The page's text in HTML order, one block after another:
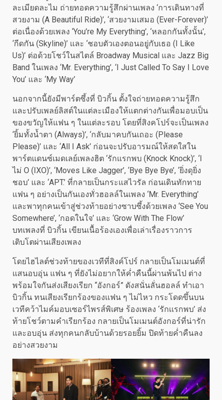
ละเมียดละไม ถ่ายทอดความรู้สึกผ่านเพลง ‘การเดินทางที่
สวยงาม (A Beautiful Ride)’, ‘สวยงามเสมอ (Ever-Forever)’
ต่อเนื่องด้วยเพลง ‘You’re My Everything’, ‘หลอกกันทั้งนั้น’,
‘กีดกัน (Skyline)’ และ ‘ชอบตัวเองตอนอยู่กับเธอ (I Like
Us)’ ต่อด้วยโชว์ในสไตล์ Broadway Musical และ Jazz Big
Band ในเพลง ‘Mr. Everything’, ‘I Just Called To Say I Love
You’ และ ‘My Way’
นอกจากนี้ยังมีพาร์ตซึ้งที่ บิวกิ้น ตั้งใจถ่ายทอดความรู้สึก
และปรับเพลย์ลิสต์ในแต่ละเมืองให้แตกต่างกันเพื่อมอบเป็น
ของขวัญให้แฟน ๆ ในแต่ละรอบ โดยที่สิงคโปร์จะเป็นเพลง
‘ยิ้มทั้งน้ำตา (Always)’, ‘กลับมาคบกันเถอะ (Please
Please)’ และ ‘All I Ask’ ก่อนจะปรับอารมณ์ให้สดใสใน
พาร์ตแดนซ์เมดเลย์เพลงฮิต ‘รักแรกพบ (Knock Knock)’, ‘I
ไม่ O (IXO)’, ‘Moves Like Jagger’, ‘Bye Bye Bye’, ‘ยิ่งดุยิ่ง
ชอบ’ และ ‘APT.’ ที่กลายเป็นกระแสไวรัล ก่อนเดินทักทาย
แฟน ๆ อย่างเป็นกันเองทั่วฮอลล์ในเพลง ‘Mr. Everything’
และพาทุกคนเข้าสู่ช่วงท้ายอย่างซาบซึ้งด้วยเพลง ‘See You
Somewhere’, ‘กอดในใจ’ และ ‘Grow With The Flow’
บทเพลงที่ บิวกิ้น เขียนเนื้อร้องเองเพื่อเล่าเรื่องราวการ
เติบโตผ่านเสียงเพลง
โดยไฮไลต์ช่วงท้ายของเวทีที่สิงค์โปร์ กลายเป็นโมเมนต์ที่
แสนอบอุ่น แฟน ๆ ที่ยังไม่อยากให้ค่ำคืนนี้ผ่านพ้นไป ต่าง
พร้อมใจกันส่งเสียงเรียก “อังกอร์” ดังสนั่นลั่นฮอลล์ ทำเอา
บิวกิ้น ทนเสียงเรียกร้องของเเฟน ๆ ไม่ไหว กระโดดขึ้นบน
เวทีคว้าไมค์มอบเซอร์ไพรส์พิเศษ ร้องเพลง ‘รักเเรกพบ’ ส่ง
ท้ายโชว์ตามคำเรียกร้อง กลายเป็นโมเมนต์อังกอร์ที่น่ารัก
และอบอุ่น ส่งทุกคนกลับบ้านด้วยรอยยิ้ม ปิดท้ายค่ำคืนลง
อย่างสวยงาม